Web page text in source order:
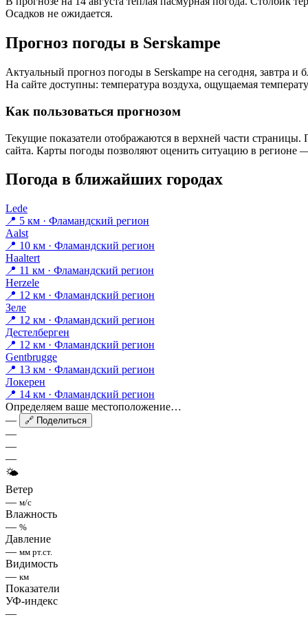
Осадков не ожидается.
Прогноз погоды в Serskampе
Актуальный прогноз погоды в Serskampе на сегодня, завтра
На сайте доступны: температура воздуха, ощущаемая
Как пользоваться прогнозом
Текущие показатели отображаются в верхней части
сайта. Карты погоды позволяют оценить ситуацию в регионе
Погода в ближайших городах
Lede
📍 5 км · Фламандский регион
Aalst
📍 10 км · Фламандский регион
Haaltert
📍 11 км · Фламандский регион
Herzele
📍 12 км · Фламандский регион
Зеле
📍 12 км · Фламандский регион
Дестелберген
📍 12 км · Фламандский регион
Gentbrugge
📍 13 км · Фламандский регион
Локерен
📍 14 км · Фламандский регион
Определяем ваше местоположение…
—
🔗 Поделиться
—
—
—
🌤
Ветер
— м/с
Влажность
— %
Давление
— мм рт.ст.
Видимость
— км
Показатели
УФ-индекс
—